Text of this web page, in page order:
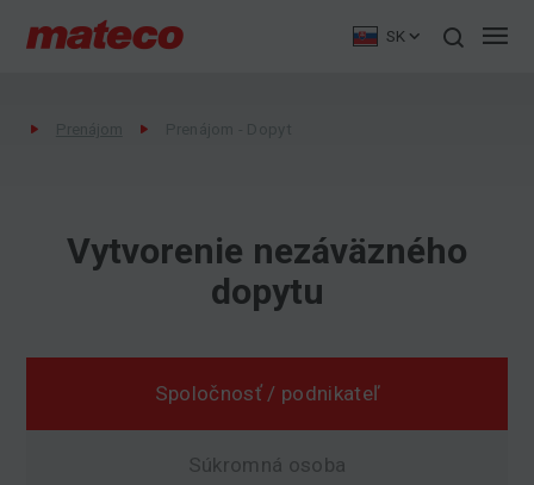
SK
PoptávkaVytvorenie nezáväzného
dopytu
Spoločnosť / podnikateľ
Súkromná osoba